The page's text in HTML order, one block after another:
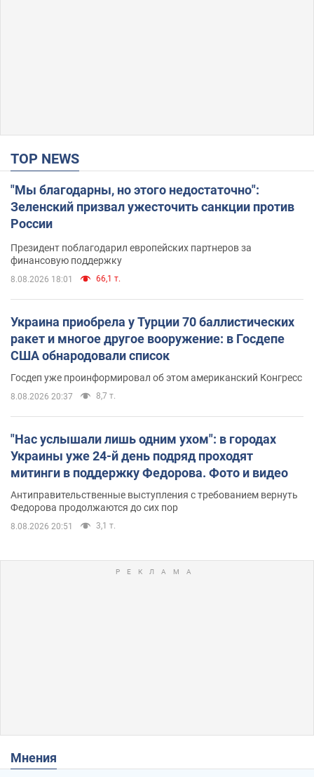
TOP NEWS
"Мы благодарны, но этого недостаточно":
Зеленский призвал ужесточить санкции против
России
Президент поблагодарил европейских партнеров за
финансовую поддержку
8.08.2026 18:01 66,1 т.
Украина приобрела у Турции 70 баллистических
ракет и многое другое вооружение: в Госдепе
США обнародовали список
Госдеп уже проинформировал об этом американский Конгресс
8.08.2026 20:37 8,7 т.
"Нас услышали лишь одним ухом": в городах
Украины уже 24-й день подряд проходят
митинги в поддержку Федорова. Фото и видео
Антиправительственные выступления с требованием вернуть
Федорова продолжаются до сих пор
8.08.2026 20:51 3,1 т.
Мнения